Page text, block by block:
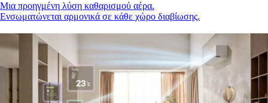
Μια προηγμένη λύση καθαρισμού αέρα.
Ενσωματώνεται αρμονικά σε κάθε χώρο διαβίωσης.